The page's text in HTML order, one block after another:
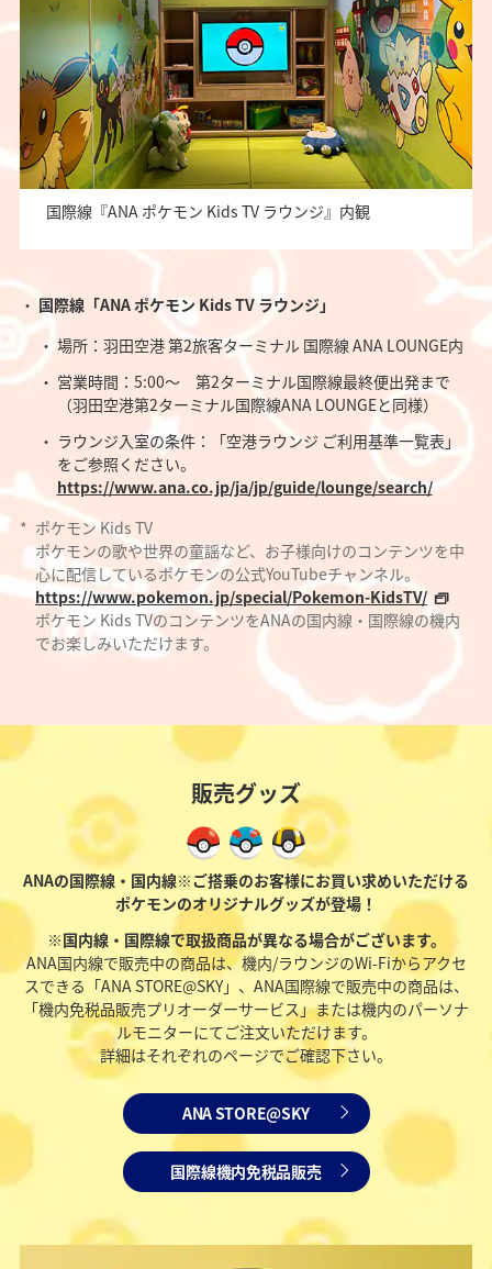
国際線『ANA ポケモン Kids TV ラウンジ』内観
国際線「ANA ポケモン Kids TV ラウンジ」
場所：羽田空港 第2旅客ターミナル 国際線 ANA LOUNGE内
営業時間：5:00～ 第2ターミナル国際線最終便出発まで
（羽田空港第2ターミナル国際線ANA LOUNGEと同様）
ラウンジ入室の条件：「空港ラウンジ ご利用基準一覧表」
をご参照ください。
https://www.ana.co.jp/ja/jp/guide/lounge/search/
* ポケモン Kids TV
ポケモンの歌や世界の童謡など、お子様向けのコンテンツを中
心に配信しているポケモンの公式YouTubeチャンネル。
https://www.pokemon.jp/special/Pokemon-KidsTV/
ポケモン Kids TVのコンテンツをANAの国内線・国際線の機内
でお楽しみいただけます。
販売グッズ
ANAの国際線・国内線※ご搭乗のお客様にお買い求めいただける
ポケモンのオリジナルグッズが登場！
※国内線・国際線で取扱商品が異なる場合がございます。
ANA国内線で販売中の商品は、機内/ラウンジのWi-Fiからアクセ
スできる「ANA STORE@SKY」、ANA国際線で販売中の商品は、
「機内免税品販売プリオーダーサービス」または機内のパーソナ
ルモニターにてご注文いただけます。
詳細はそれぞれのページでご確認下さい。
ANA STORE@SKY
国際線機内免税品販売